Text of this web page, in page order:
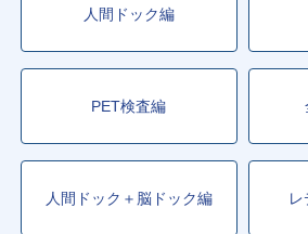
人間ドック編
PET検査編
人間ドック＋脳ドック編